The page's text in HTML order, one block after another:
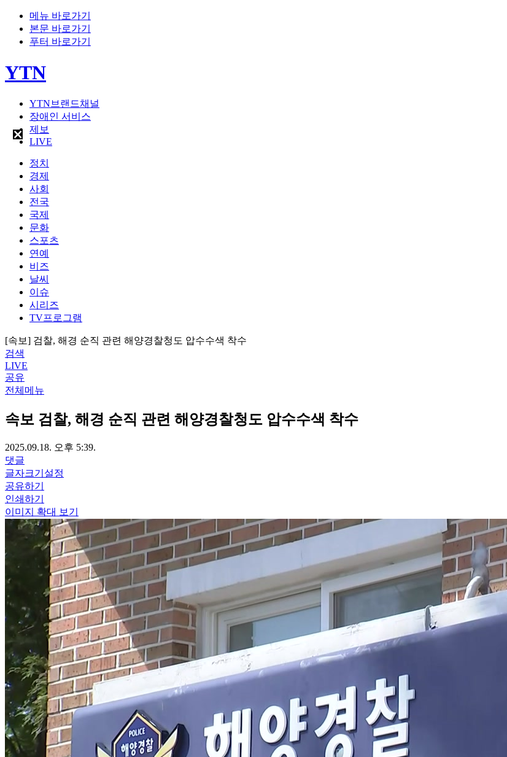
메뉴 바로가기
본문 바로가기
푸터 바로가기
YTN
YTN브랜드채널
장애인 서비스
제보
LIVE
정치
경제
사회
전국
국제
문화
스포츠
연예
비즈
날씨
이슈
시리즈
TV프로그램
[속보] 검찰, 해경 순직 관련 해양경찰청도 압수수색 착수
검색
LIVE
공유
전체메뉴
속보 검찰, 해경 순직 관련 해양경찰청도 압수수색 착수
2025.09.18. 오후 5:39.
댓글
글자크기설정
공유하기
인쇄하기
이미지 확대 보기